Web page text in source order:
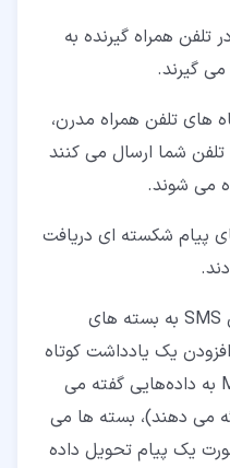
کاراکتری در تلفن همراه گیرنده به
گیرند.
های تلفن همراه مدرن،
160 نویسه به تلفن شما ارسال می کنند
می شوند.
پیام شکسته ای دریافت
در پیام های طولانی تر همچنان SMS به بسته های
یک یادداشت کوتاه
به فراداده (فراداده یا Metadata به داده‌هایی گفته می
می دهند)، بسته ها می
یک پیام تحویل داده